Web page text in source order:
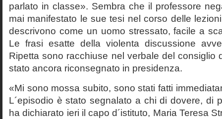
parlato in classe». Sembra che il professore
mai manifestato le sue tesi nel corso delle
descrivono come un uomo stressato, facile a
Le frasi esatte della violenta discussione
Ripetta sono racchiuse nel verbale del consiglio
stato ancora riconsegnato in presidenza.
«Mi sono mossa subito, sono stati fatti
L´episodio è stato segnalato a chi di dovere, di
ha dichiarato ieri il capo d´istituto, Maria Teresa